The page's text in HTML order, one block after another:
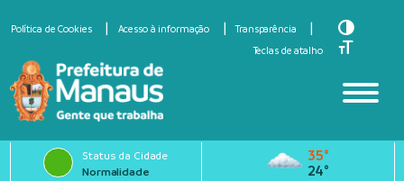
Política de Cookies Acesso à informação
Transparência
Teclas de atalho
Toggle
Toggle
Status da Cidade
Normalidade
35°
24°